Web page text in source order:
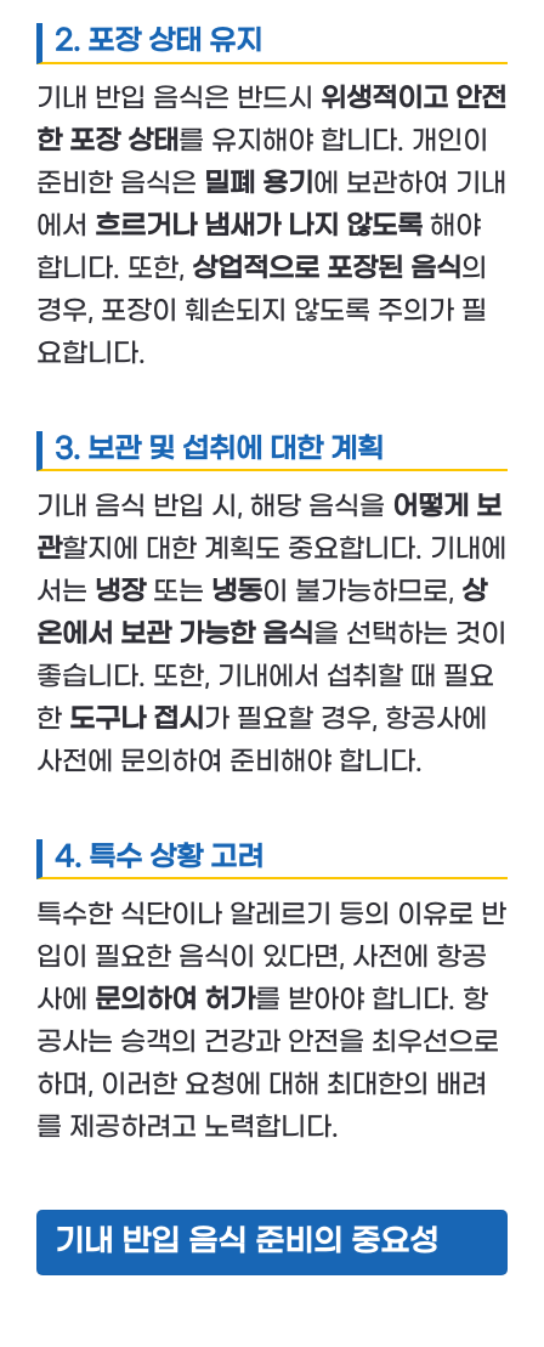
2. 포장 상태 유지
기내 반입 음식은 반드시 위생적이고 안전
한 포장 상태를 유지해야 합니다. 개인이
준비한 음식은 밀폐 용기 에 보관하여 기내
에서 흐르거나 냄새가 나지 않도록 해야
합니다. 또한, 상업적으로 포장된 음식의
경우, 포장이 훼손되지 않도록 주의가 필
요합니다.
3. 보관 및 섭취에 대한 계획
기내 음식 반입 시, 해당 음식을 어떻게 보
관할지에 대한 계획도 중요합니다. 기내에
서는 냉장또는 냉동이 불가능하므로, 상
온에서 보관 가능한 음식을 선택하는 것이
좋습니다. 또한, 기내에서 섭취할 때 필요
한 도구나 접시 가 필요할 경우, 항공사에
사전에 문의하여 준비해야 합니다.
4. 특수 상황 고려
특수한 식단이나 알레르기 등의 이유로 반
입이 필요한 음식이 있다면, 사전에 항공
사에 문의하여 허가를 받아야 합니다. 항
공사는 승객의 건강과 안전을 최우선으로
하며, 이러한 요청에 대해 최대한의 배려
를 제공하려고 노력합니다.
기내 반입 음식 준비의 중요성